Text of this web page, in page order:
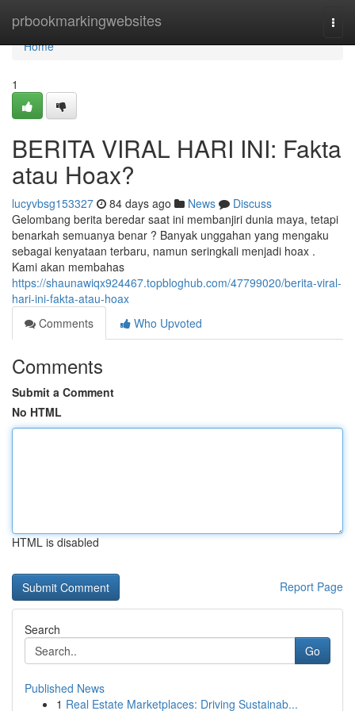
prbookmarkingwebsites
Home
Home
1
BERITA VIRAL HARI INI: Fakta
atau Hoax?
lucyvbsg153327 84 days ago News
Discuss
Gelombang berita beredar saat ini membanjiri dunia maya, tetapi
benarkah semuanya benar ? Banyak unggahan yang mengaku
sebagai kenyataan terbaru, namun seringkali menjadi hoax .
Kami akan membahas
https://shaunawiqx924467.topbloghub.com/47799020/berita-viral-
hari-ini-fakta-atau-hoax
Comments
Who Upvoted
Comments
Submit a Comment
No HTML
HTML is disabled
Report Page
Search
Go
Published News
1 Real Estate Marketplaces: Driving Sustainab...